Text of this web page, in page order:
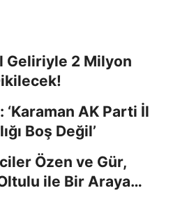
Geliriyle 2 Milyon
‘Karaman AK Parti İl
Boş Değil’
Özen ve Gür,
ile Bir Araya